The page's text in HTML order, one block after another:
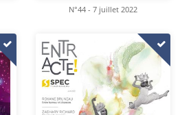
N°44 - 7 juillet 2022